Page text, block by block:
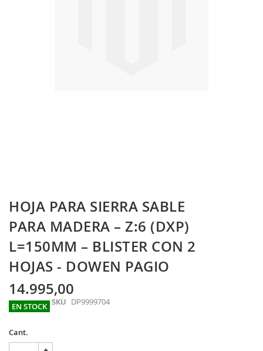
Skip
to
the
beginning
of
the
images
gallery
HOJA PARA SIERRA SABLE
PARA MADERA – Z:6 (DXP)
L=150MM – BLISTER CON 2
HOJAS - DOWEN PAGIO
14.995,00
EN STOCK SKU DP9999704
Cant.